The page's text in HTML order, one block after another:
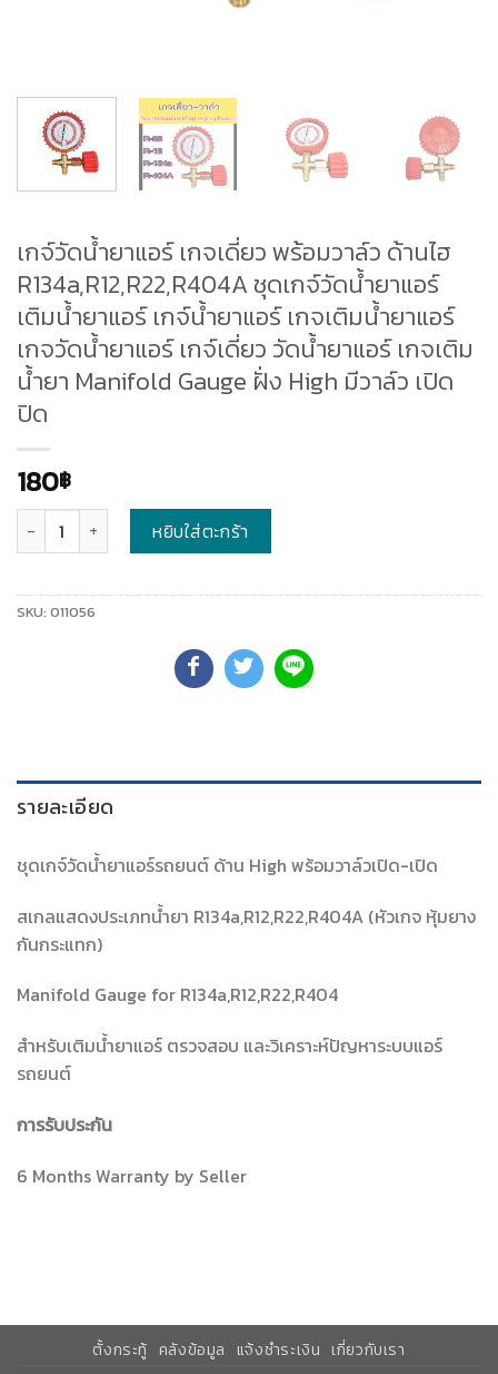
เกจ์วัดน้ำยาแอร์ เกจเดี่ยว พร้อมวาล์ว ด้านไฮ
R134a,R12,R22,R404A ชุดเกจ์วัดน้ำยาแอร์
เติมน้ำยาแอร์ เกจ์น้ำยาแอร์ เกจเติมน้ำยาแอร์
เกจวัดน้ำยาแอร์ เกจ์เดี่ยว วัดน้ำยาแอร์ เกจเติม
น้ำยา Manifold Gauge ฝั่ง High มีวาล์ว เปิด
ปิด
180฿
หยิบใส่ตะกร้า
SKU: 011056
รายละเอียด
ชุดเกจ์วัดน้ำยาแอร์รถยนต์ ด้าน High พร้อมวาล์วเปิด-เปิด
สเกลแสดงประเภทน้ำยา R134a,R12,R22,R404A (หัวเกจ หุ้มยาง
กันกระแทก)
Manifold Gauge for R134a,R12,R22,R404
สำหรับเติมน้ำยาแอร์ ตรวจสอบ และวิเคราะห์ปัญหาระบบแอร์
รถยนต์
การรับประกัน
6 Months Warranty by Seller
ตั้งกระทู้ คลังข้อมูล แจ้งชำระเงิน เกี่ยวกับเรา